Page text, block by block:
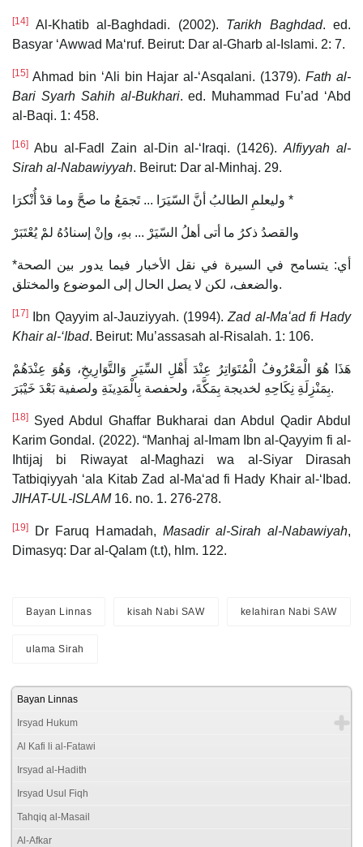
[14] Al-Khatib al-Baghdadi. (2002). Tarikh Baghdad. ed.
Basyar ‘Awwad Maʻruf. Beirut: Dar al-Gharb al-Islami. 2: 7.
[15] Ahmad bin ‘Ali bin Hajar al-‘Asqalani. (1379).Fath al-
Bari Syarh Sahih al-Bukhari. ed. Muhammad Fu’ad ‘Abd
al-Baqi. 1: 458.
[16] Abu al-Fadl Zain al-Din al-‘Iraqi. (1426).Alfiyyah al-
Sirah al-Nabawiyyah. Beirut: Dar al-Minhaj. 29.
وليعلمِ الطالبُ أنَّ السّيَرَا ... تَجمَعُ ما صحَّ وما قدْ أُنْكرَا *
والقصدُ ذكرُ ما أتى أهلُ السّيَرْ ... بهِ، وإنْ إسنادُهُ لمْ يُعْتَبَرْ
*أي: يتسامح في السيرة في نقل الأخبار فيما يدور بين الصحة
والضعف، لكن لا يصل الحال إلى الموضوع والمختلق.
[17] Ibn Qayyim al-Jauziyyah. (1994).Zad al-Maʻad fi Hady
Khair al-‘Ibad. Beirut: Mu’assasah al-Risalah. 1: 106.
هَذَا هُوَ الْمَعْرُوفُ الْمُتَوَاتِرُ عِنْدَ أَهْلِ السِّيَرِ وَالتَّوَارِيخِ، وَهُوَ عِنْدَهُمْ
بِمَنْزِلَةِ نِكَاحِهِ لخديجة بِمَكَّةَ، ولحفصة بِالْمَدِينَةِ ولصفية بَعْدَ خَيْبَرَ.
[18] Syed Abdul Ghaffar Bukharai dan Abdul Qadir Abdul
Karim Gondal. (2022). “Manhaj al-Imam Ibn al-Qayyim fi al-
Ihtijaj bi Riwayat al-Maghazi wa al-Siyar Dirasah
Tatbiqiyyah ‘ala Kitab Zad al-Maʻad fi Hady Khair al-‘Ibad.
JIHAT-UL-ISLAM 16. no. 1. 276-278.
[19] Dr Faruq Hamadah, Masadir al-Sirah al-Nabawiyah,
Dimasyq: Dar al-Qalam (t.t), hlm. 122.
Bayan Linnas kisah Nabi SAW kelahiran Nabi SAW
ulama Sirah
Bayan Linnas
Irsyad Hukum
Al Kafi li al-Fatawi
Irsyad al-Hadith
Irsyad Usul Fiqh
Tahqiq al-Masail
Al-Afkar